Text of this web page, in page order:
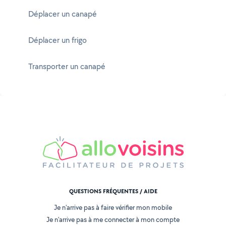
Déplacer un canapé
Déplacer un frigo
Transporter un canapé
QUESTIONS FRÉQUENTES / AIDE
Je n'arrive pas à faire vérifier mon mobile
Je n'arrive pas à me connecter à mon compte